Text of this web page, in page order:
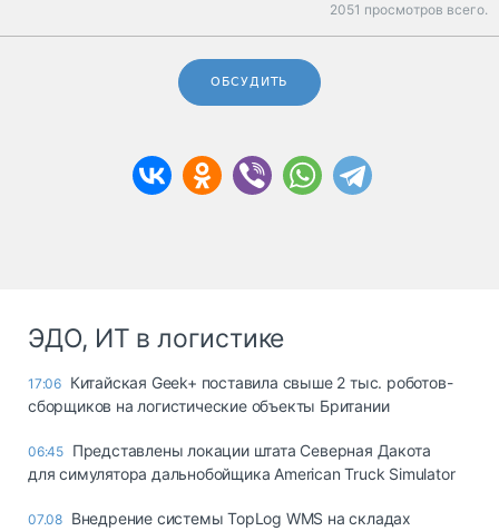
2051 просмотров всего.
ОБСУДИТЬ
ЭДО, ИТ в логистике
17:06 Китайская Geek+ поставила свыше 2 тыс. роботов-
сборщиков на логистические объекты Британии
06:45 Представлены локации штата Северная Дакота
для симулятора дальнобойщика American Truck Simulator
07.08 Внедрение системы TopLog WMS на складах